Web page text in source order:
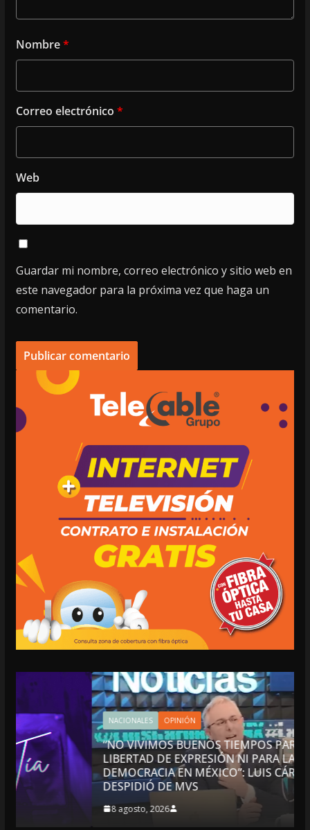
Nombre*
Correo electrónico *
Web
Guardar mi nombre, correo electrónico y sitio web en
este navegador para la próxima vez que haga un
comentario.
NACIONALES OPINIÓN
“NO VIVIMOS BUENOS TIEMPOS PARA LA
LIBERTAD DE EXPRESIÓN NI PARA LA
DEMOCRACIA EN MÉXICO”: LUIS CÁRDENAS; SE
DESPIDIÓ DE MVS
8 agosto, 2026